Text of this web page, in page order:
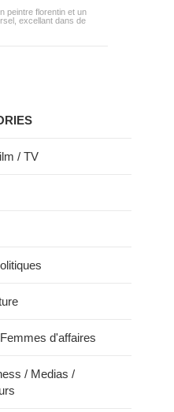
peintre florentin et un
excellant dans de
/ TV
d'affaires
/ Medias /